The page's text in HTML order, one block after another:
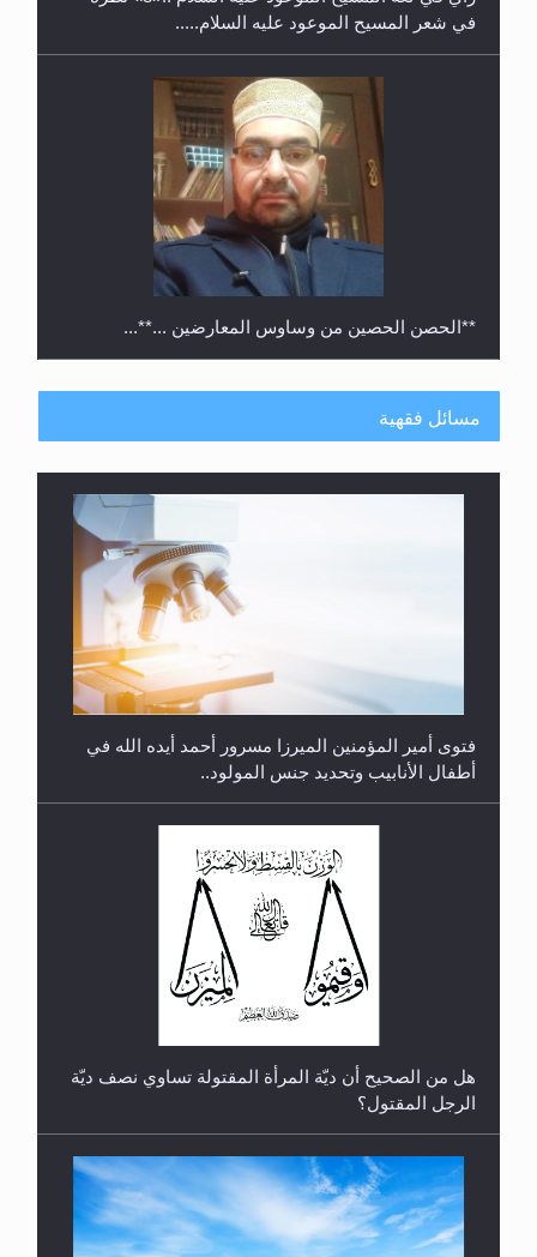
**الحصن الحصين من وساوس المعارضين ...**...
رأيٌ في لغة المسيح الموعود عليه السلام.. 4...
مسائل فقهية
فتوى أمير المؤمنين الميرزا مسرور أحمد أيده الله في
أطفال الأنابيب وتحديد جنس المولود..
الرجل المقتول؟